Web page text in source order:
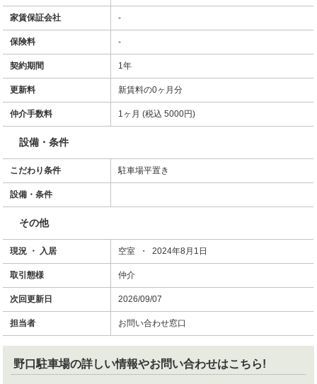
家賃保証会社 -
保険料 -
契約期間 1年
更新料 新賃料の0ヶ月分
仲介手数料 1ヶ月 (税込 5000円)
設備・条件
こだわり条件 駐車場平置き
設備・条件
その他
現況 ・ 入居 空室 ・ 2024年8月1日
取引態様 仲介
次回更新日 2026/09/07
担当者 お問い合わせ窓口
野口駐車場の詳しい情報やお問い合わせはこちら!